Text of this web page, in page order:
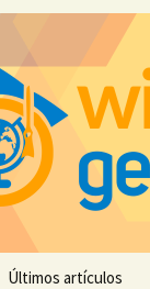
Últimos artículos